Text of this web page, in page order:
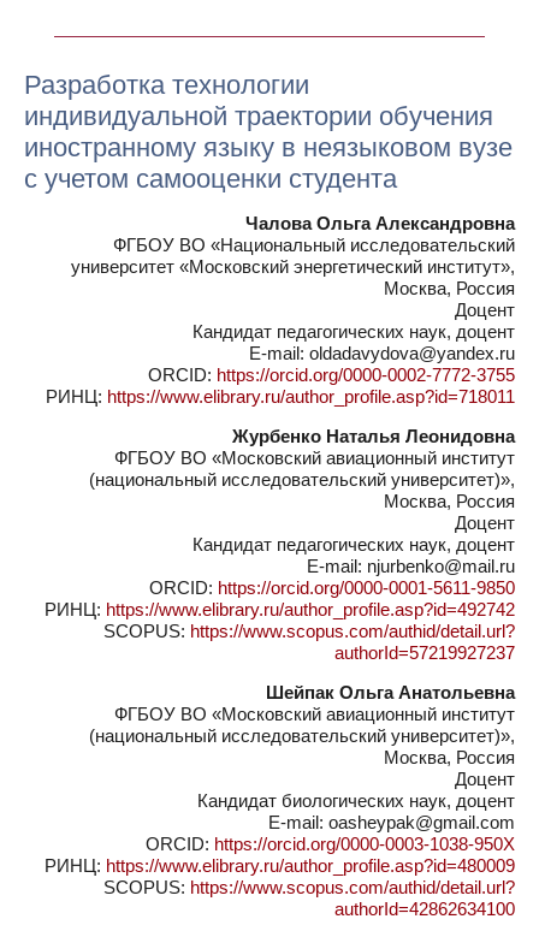
Разработка технологии
индивидуальной траектории обучения
иностранному языку в неязыковом вузе
с учетом самооценки студента
Чалова Ольга Александровна
ФГБОУ ВО «Национальный исследовательский
университет «Московский энергетический институт»,
Москва, Россия
Доцент
Кандидат педагогических наук, доцент
E-mail: oldadavydova@yandex.ru
ORCID: https://orcid.org/0000-0002-7772-3755
РИНЦ: https://www.elibrary.ru/author_profile.asp?id=718011
Журбенко Наталья Леонидовна
ФГБОУ ВО «Московский авиационный институт
(национальный исследовательский университет)»,
Москва, Россия
Доцент
Кандидат педагогических наук, доцент
E-mail: njurbenko@mail.ru
ORCID: https://orcid.org/0000-0001-5611-9850
РИНЦ: https://www.elibrary.ru/author_profile.asp?id=492742
SCOPUS: https://www.scopus.com/authid/detail.url?
authorId=57219927237
Шейпак Ольга Анатольевна
ФГБОУ ВО «Московский авиационный институт
(национальный исследовательский университет)»,
Москва, Россия
Доцент
Кандидат биологических наук, доцент
E-mail: oasheypak@gmail.com
ORCID: https://orcid.org/0000-0003-1038-950X
РИНЦ: https://www.elibrary.ru/author_profile.asp?id=480009
SCOPUS: https://www.scopus.com/authid/detail.url?
authorId=42862634100